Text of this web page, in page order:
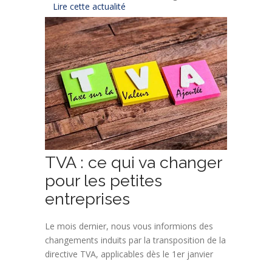
Lire cette actualité
TVA : ce qui va changer
pour les petites
entreprises
Le mois dernier, nous vous informions des
changements induits par la transposition de la
directive TVA, applicables dès le 1er janvier